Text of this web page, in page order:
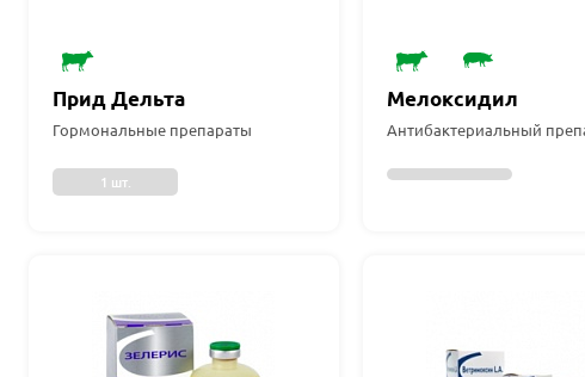
Прид Дельта
Гормональные препараты
1 шт.
Мелоксидил
Антибактериальный